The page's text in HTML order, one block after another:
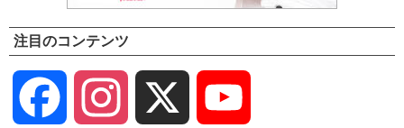
注目のコンテンツ
Facebook Instagram